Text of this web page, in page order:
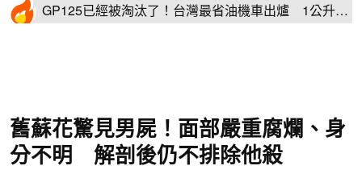
GP125已經被淘汰了！台灣最省油機車出爐 1公升油
舊蘇花驚見男屍！面部嚴重腐爛、身
分不明 解剖後仍不排除他殺